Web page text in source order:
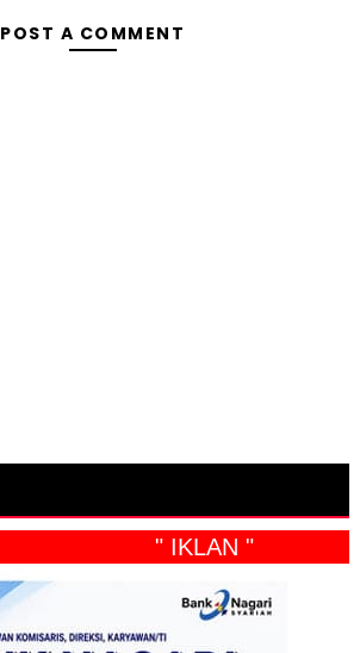
POST A COMMENT
" IKLAN "